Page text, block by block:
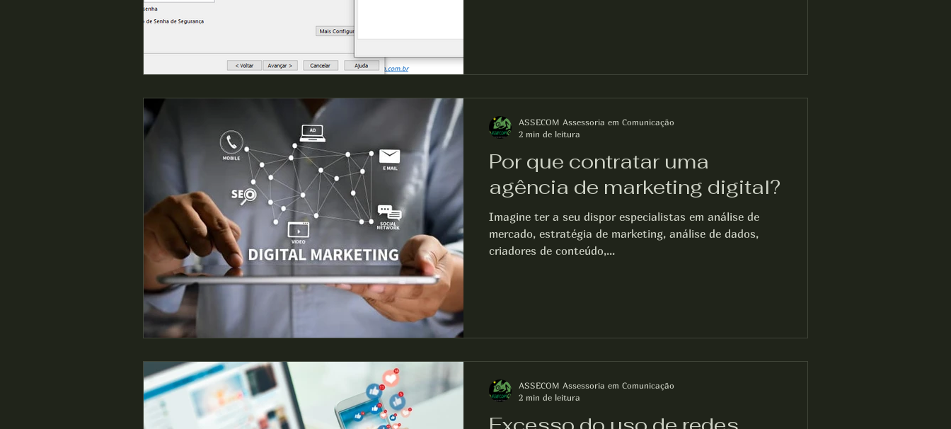
Avançar 02 | Realizando as configurações de e-mail
Por que contratar uma
agência de marketing digital?
Imagine ter a seu dispor especialistas em análise de
mercado, estratégia de marketing, análise de dados,
criadores de conteúdo,...
ASSECOM Assessoria em Comunicação
2 min de leitura
ASSECOM Assessoria em Comunicação
2 min de leitura